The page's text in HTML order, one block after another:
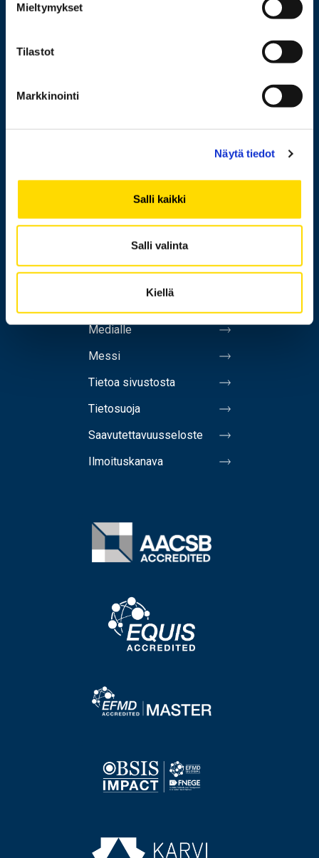
Mieltymykset
Tilastot
Markkinointi
Näytä tiedot
Salli kaikki
Salli valinta
Kiellä
Yhteistyö
Yliopisto
Henkilöhaku
Yhteystiedot
Medialle
Messi
Tietoa sivustosta
Tietosuoja
Saavutettavuusseloste
Ilmoituskanava
Image
Image
Image
Image
Image